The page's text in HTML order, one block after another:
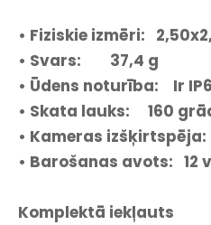
• Fiziskie izmēri:
• Svars: 37,4 g
• Ūdens noturība: Ir
• Skata lauks: 160
• Kameras
• Barošanas avots: 12
Komplektā iekļauts